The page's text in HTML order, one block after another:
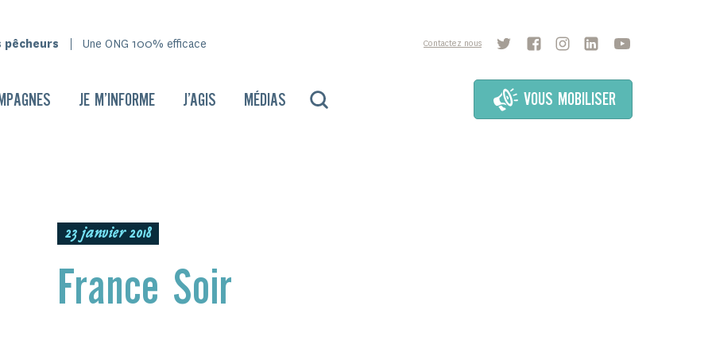
Une ONG 100% efficace Contactez nous
JE M’INFORME J’AGIS MÉDIAS VOUS MOBILISER
23 janvier 2018
France Soir